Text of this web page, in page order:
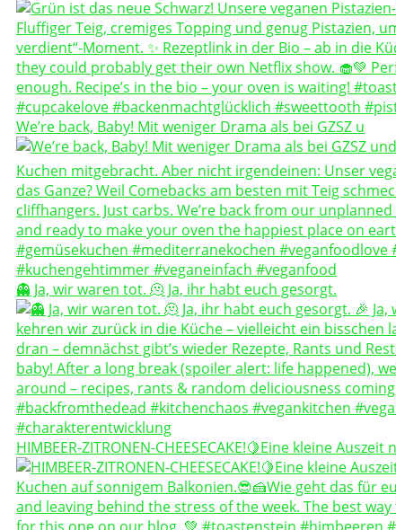
We’re back, Baby! Mit weniger Drama als bei GZSZ u
👻 Ja, wir waren tot. 🫠 Ja, ihr habt euch gesorgt.
HIMBEER-ZITRONEN-CHEESECAKE!🍋Eine kleine Auszeit n